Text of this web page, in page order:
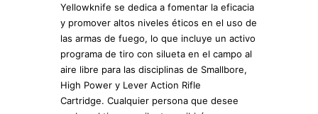
Yellowknife se dedica a fomentar la eficacia
y promover altos niveles éticos en el uso de
las armas de fuego, lo que incluye un activo
programa de tiro con silueta en el campo al
aire libre para las disciplinas de Smallbore,
High Power y Lever Action Rifle
Cartridge. Cualquier persona que desee